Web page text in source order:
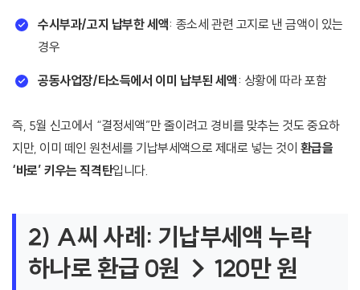
수시부과/고지 납부한 세액: 종소세 관련 고지로 낸 금액이 있는
경우
공동사업장/타소득에서 이미 납부된 세액: 상황에 따라 포함
즉, 5월 신고에서 “결정세액”만 줄이려고 경비를 맞추는 것도 중요하
지만, 이미 떼인 원천세를 기납부세액으로 제대로 넣는 것이 환급을
‘바로’ 키우는 직격탄입니다.
2) A씨 사례: 기납부세액 누락
하나로 환급 0원 → 120만 원